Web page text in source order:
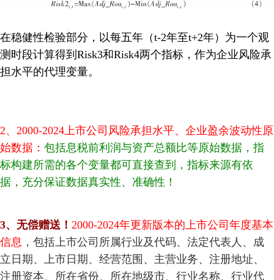
在稳健性检验部分，以每五年（t-2年至t+2年）为一个观
测时段计算得到Risk3和Risk4两个指标，作为企业风险承
担水平的代理变量。
2、2000-2024上市公司风险承担水平、企业盈余波动性原
始数据： 包括息税前利润与资产总额比等原始数据 ，指
标构建所需的各个变量都可直接查到，指标来源有依
据，充分保证数据真实性、准确性！
3、 无偿赠送！ 2000-2024年更新版本的上市公司年度基本
信息 ，包括上市公司所属行业及代码、法定代表人、成
立日期、上市日期、经营范围、主营业务、注册地址、
注册资本、所在省份、所在地级市、行业名称、行业代